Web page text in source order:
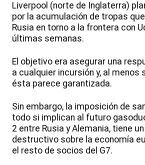
Liverpool (norte de Inglaterra)
por la acumulación de tropas
Rusia en torno a la frontera con
últimas semanas.
El objetivo era asegurar una
a cualquier incursión y, al menos
ésta parece garantizada.
Sin embargo, la imposición de
todo si implican al futuro
2 entre Rusia y Alemania, tiene
destructivo sobre la economía
el resto de socios del G7.